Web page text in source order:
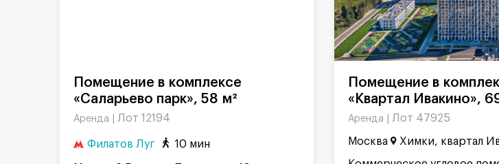
«Саларьево парк», 58 м²
Аренда | Лот 12194
Филатов Луг 10 мин
«Квартал Ивакино»,
Аренда | Лот 47925
Москва Химки, квартал